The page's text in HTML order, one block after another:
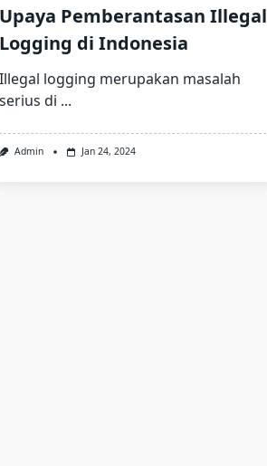
Upaya Pemberantasan Illegal
Logging di Indonesia
Illegal logging merupakan masalah
serius di ...
Admin Jan 24, 2024